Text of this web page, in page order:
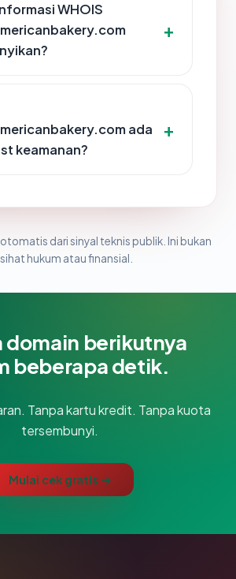
WHOIS
ada
keamanan?
dari sinyal teknis publik. Ini bukan
hukum atau finansial.
domain berikutnya
beberapa detik.
Tanpa kartu kredit. Tanpa kuota
tersembunyi.
Mulai cek gratis →